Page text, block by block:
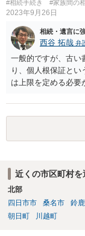
れば、当該弁護士と
出することを検討な
#相続手続き #家族間の
2023年9月26日
相続・遺言に
西谷 拓哉 弁
一般的ですが、古い
り、個人根保証と
は上限を定める必要
り、会社側は請求で
近くの市区町村を
北部
四日市市
桑名市 鈴
朝日町
川越町